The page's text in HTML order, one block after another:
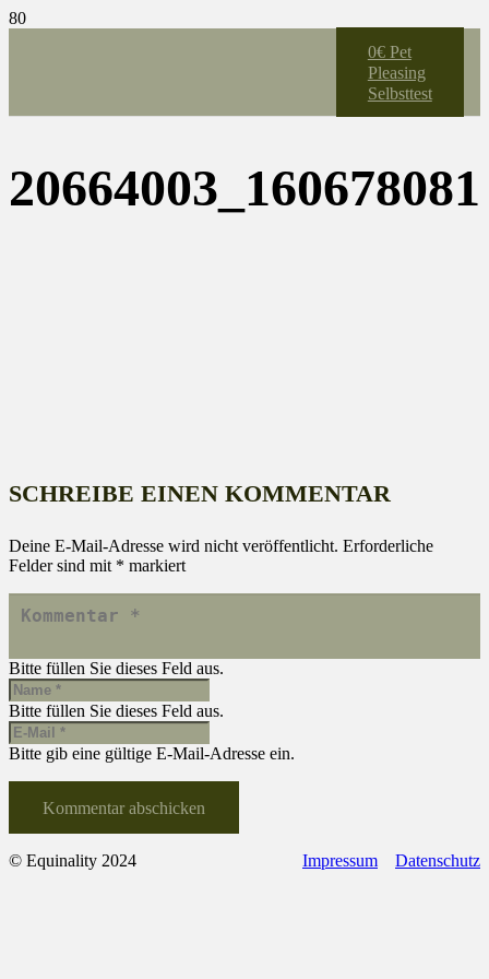
0€ Pet
Pleasing
Selbsttest
SCHREIBE EINEN KOMMENTAR
Deine E-Mail-Adresse wird nicht veröffentlicht. Erforderliche
Felder sind mit * markiert
Bitte füllen Sie dieses Feld aus.
Bitte füllen Sie dieses Feld aus.
Bitte gib eine gültige E-Mail-Adresse ein.
Kommentar abschicken
© Equinality 2024 Impressum Datenschutz